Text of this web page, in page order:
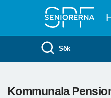
Sök
Kommunala